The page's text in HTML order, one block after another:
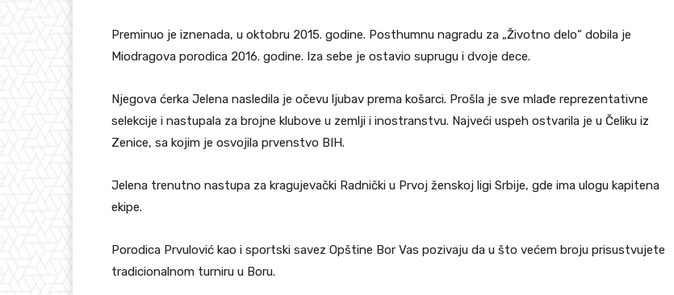
Preminuo je iznenada, u oktobru 2015. godine. Posthumnu nagradu za „Životno delo“ dobila je
Miodragova porodica 2016. godine. Iza sebe je ostavio suprugu i dvoje dece.
Njegova ćerka Jelena nasledila je očevu ljubav prema košarci. Prošla je sve mlađe reprezentativne
selekcije i nastupala za brojne klubove u zemlji i inostranstvu. Najveći uspeh ostvarila je u Čeliku iz
Zenice, sa kojim je osvojila prvenstvo BIH.
Jelena trenutno nastupa za kragujevački Radnički u Prvoj ženskoj ligi Srbije, gde ima ulogu kapitena
ekipe.
Porodica Prvulović kao i sportski savez Opštine Bor Vas pozivaju da u što većem broju prisustvujete
tradicionalnom turniru u Boru.